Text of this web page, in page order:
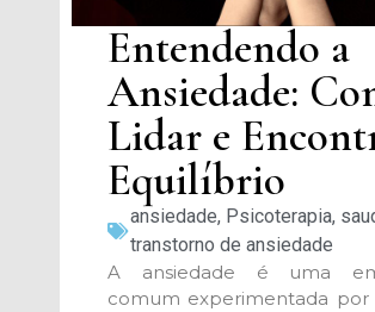
Entendendo a
Ansiedade:
Lidar e
Equilíbrio
ansiedade, Psicoterapia,
transtorno de ansiedade
A ansiedade é uma
comum experimentada por